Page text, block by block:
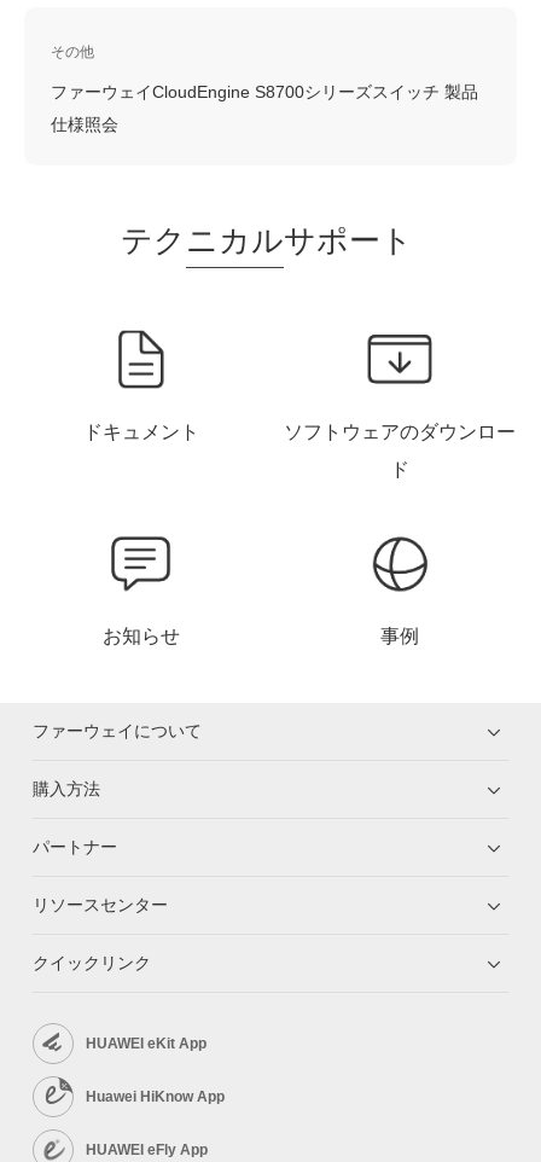
その他
ファーウェイCloudEngine S8700シリーズスイッチ 製品
仕様照会
テク ニカルサポート
ドキュメント
ソフトウェアのダウンロー
ド
お知らせ 事例
ファーウェイについて
購入方法
パートナー
リソースセンター
クイックリンク
HUAWEI eKit App
Huawei HiKnow App
HUAWEI eFly App